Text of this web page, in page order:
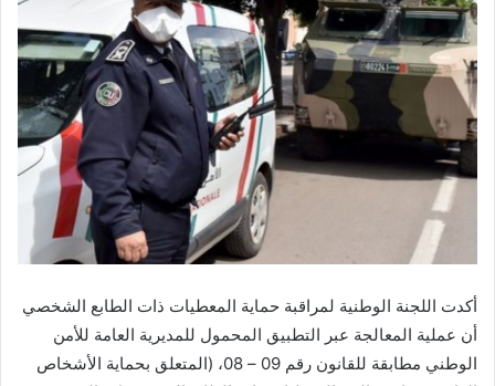
أكدت اللجنة الوطنية لمراقبة حماية المعطيات ذات الطابع الشخصي
أن عملية المعالجة عبر التطبيق المحمول للمديرية العامة للأمن
الوطني مطابقة للقانون رقم 09 – 08، (المتعلق بحماية الأشخاص